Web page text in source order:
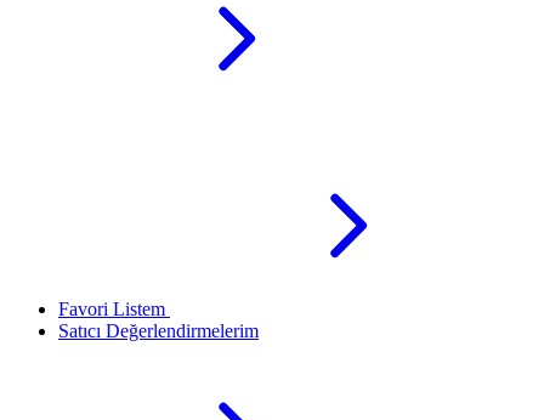
Favori Listem
Satıcı Değerlendirmelerim